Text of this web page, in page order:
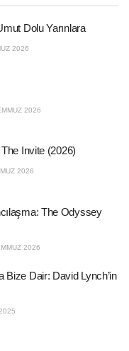
Dolu Yarınlara
2026
2026
Invite (2026)
2026
The Odyssey
2026
Bize Dair: David Lynch’in